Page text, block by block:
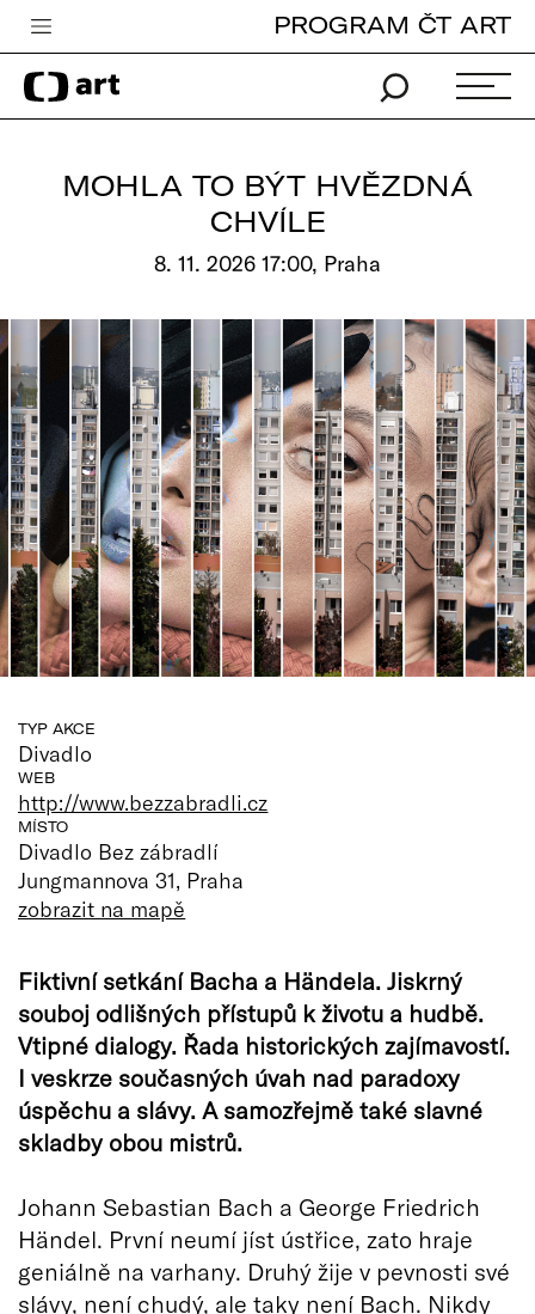
Česká televize
Zpravodajství
Vše o ČT
PROGRAM ČT ART
MOHLA TO BÝT HVĚZDNÁ
CHVÍLE
8. 11. 2026 17:00, Praha
TYP AKCE
Divadlo
WEB
http://www.bezzabradli.cz
MÍSTO
Divadlo Bez zábradlí
Jungmannova 31, Praha
zobrazit na mapě
Fiktivní setkání Bacha a Händela. Jiskrný
souboj odlišných přístupů k životu a hudbě.
Vtipné dialogy. Řada historických zajímavostí.
I veskrze současných úvah nad paradoxy
úspěchu a slávy. A samozřejmě také slavné
skladby obou mistrů.
Johann Sebastian Bach a George Friedrich
Händel. První neumí jíst ústřice, zato hraje
geniálně na varhany. Druhý žije v pevnosti své
slávy, není chudý, ale taky není Bach. Nikdy